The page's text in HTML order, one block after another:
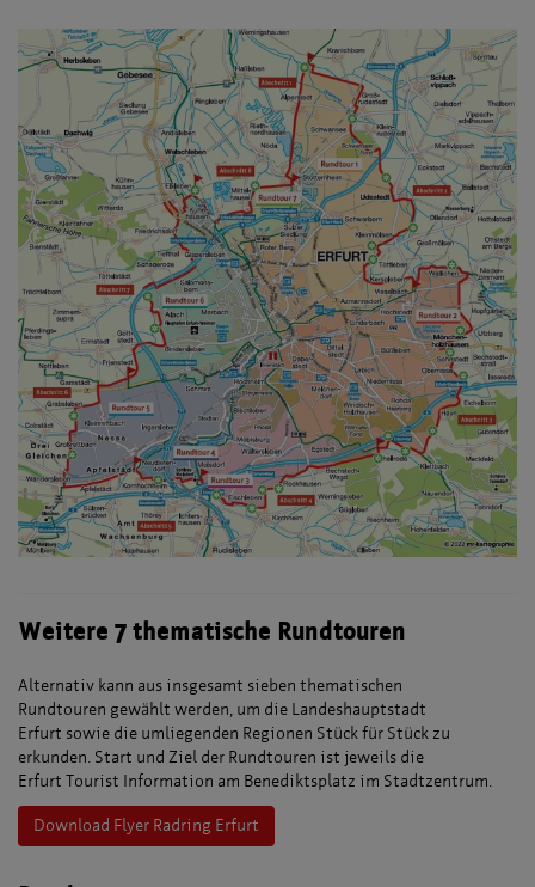
Weitere 7 thematische Rundtouren
Alternativ kann aus insgesamt sieben thematischen
Rundtouren gewählt werden, um die Landeshauptstadt
Erfurt sowie die umliegenden Regionen Stück für Stück zu
erkunden. Start und Ziel der Rundtouren ist jeweils die
Erfurt Tourist Information am Benediktsplatz im Stadtzentrum.
Download Flyer Radring Erfurt